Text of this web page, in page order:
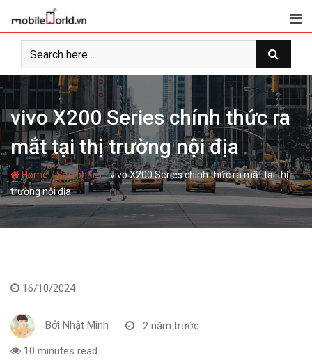
t
o
c
o
t
e
n
t
vivo X200 Series chính thức ra
mắt tại thị trường nội địa
Home-Sản phẩm-vivo X200 Series chính thức ra mắt tại thị
trường nội địa
16/10/2024
Bởi Nhật Minh 2 năm trước
10 minutes read